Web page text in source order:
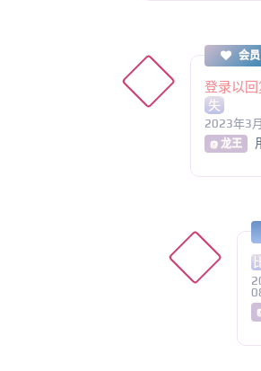
会员
登录以回
失
2023年3
@ 龙王